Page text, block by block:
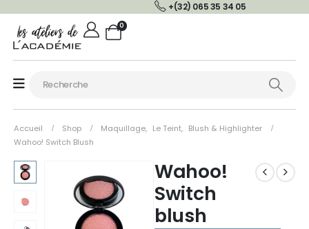
+(32) 065 35 34 05
0
Accueil Shop Maquillage, Le Teint, Blush & Highlighter
Wahoo! Switch Blush
Wahoo!
Switch
blush